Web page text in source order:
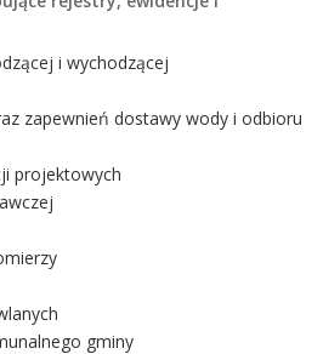
i wychodzącej
zapewnień dostawy wody i odbioru
projektowych
gminy